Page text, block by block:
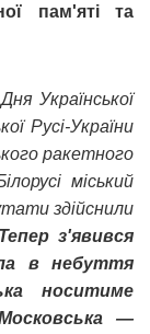
пам'яті та
Української
Русі-України
ракетного
міський
здійснили
Тепер з'явився
в небуття
носитиме
—